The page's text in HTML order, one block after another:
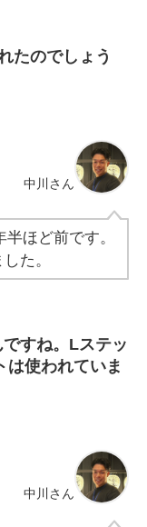
たのでしょう
中川さん
ほど前です。
た。
すね。Lステッ
は使われていま
中川さん